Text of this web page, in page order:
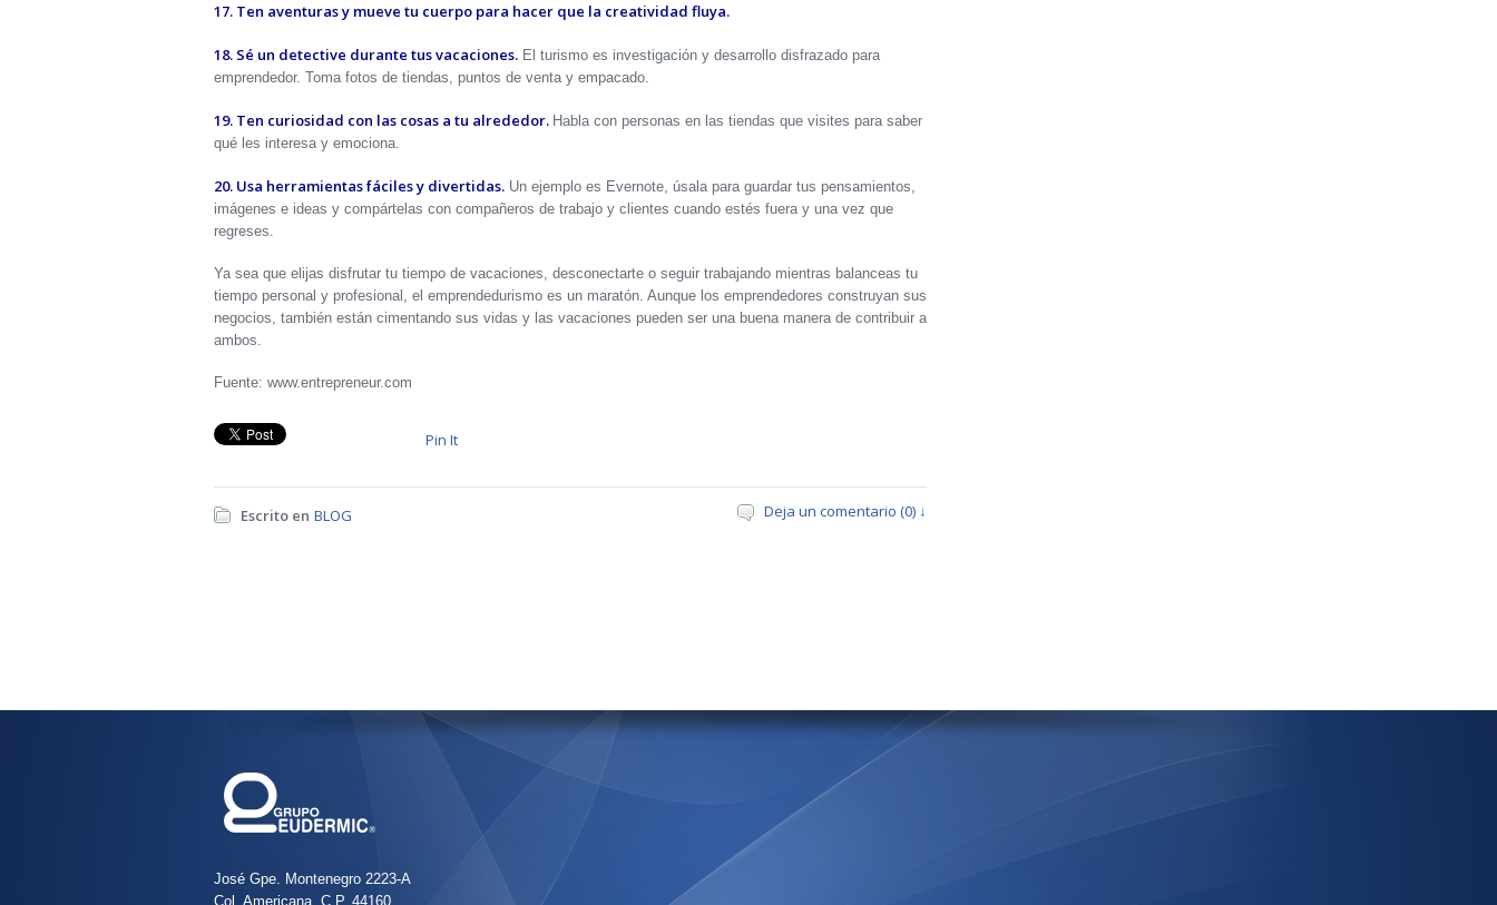
17. Ten aventuras y mueve tu cuerpo para hacer que la creatividad fluya.
18. Sé un detective durante tus vacaciones. El turismo es investigación y desarrollo disfrazado para
emprendedor. Toma fotos de tiendas, puntos de venta y empacado.
19. Ten curiosidad con las cosas a tu alrededor. Habla con personas en las tiendas que visites para saber
qué les interesa y emociona.
20. Usa herramientas fáciles y divertidas. Un ejemplo es Evernote, úsala para guardar tus pensamientos,
imágenes e ideas y compártelas con compañeros de trabajo y clientes cuando estés fuera y una vez que
regreses.
Ya sea que elijas disfrutar tu tiempo de vacaciones, desconectarte o seguir trabajando mientras balanceas tu
tiempo personal y profesional, el emprendedurismo es un maratón. Aunque los emprendedores construyan sus
negocios, también están cimentando sus vidas y las vacaciones pueden ser una buena manera de contribuir a
ambos.
Fuente: www.entrepreneur.com
Pin It
Escrito en BLOG Deja un comentario (0) ↓
José Gpe. Montenegro 2223-A
Col. Americana, C.P. 44160